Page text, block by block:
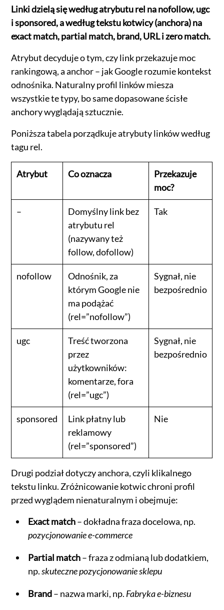
Linki dzielą się według atrybutu rel na nofollow, ugc
i sponsored, a według tekstu kotwicy (anchora) na
exact match, partial match, brand, URL i zero match.
Atrybut decyduje o tym, czy link przekazuje moc
rankingową, a anchor – jak Google rozumie kontekst
odnośnika. Naturalny profil linków miesza
wszystkie te typy, bo same dopasowane ścisłe
anchory wyglądają sztucznie.
Poniższa tabela porządkuje atrybuty linków według
tagu rel.
Atrybut Co oznacza
Przekazuje
moc?
–
Domyślny link bez
atrybutu rel
(nazywany też
follow, dofollow)
Tak
nofollow
Odnośnik, za
którym Google nie
ma podążać
(rel=”nofollow”)
Sygnał, nie
bezpośrednio
ugc
Treść tworzona
przez
użytkowników:
komentarze, fora
(rel=”ugc”)
Sygnał, nie
bezpośrednio
sponsored
Link płatny lub
reklamowy
(rel=”sponsored”)
Nie
Drugi podział dotyczy anchora, czyli klikalnego
tekstu linku. Zróżnicowanie kotwic chroni profil
przed wyglądem nienaturalnym i obejmuje:
Exact match– dokładna fraza docelowa, np.
pozycjonowanie e-commerce
Partial match– fraza z odmianą lub dodatkiem,
np.skuteczne pozycjonowanie sklepu
Brand– nazwa marki, np. Fabryka e-biznesu